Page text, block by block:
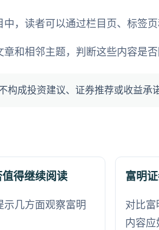
，读者可以通过栏目页、标签
和相邻主题，判断这些内容是否
构成投资建议、证券推荐或收益承诺
得继续阅读
几方面观察富明
富明
对比富
内容应